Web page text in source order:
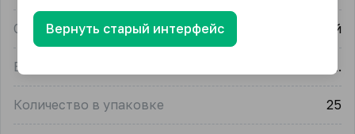
Страна-производитель Китай
Единица измерения упак.
Количество в упаковке 25
Вернуть старый интерфейс